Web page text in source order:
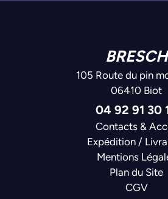
BRESCH
105 Route du pin
06410 Biot
04 92 91 30
Contacts &
Expédition /
Mentions
Plan du Site
CGV